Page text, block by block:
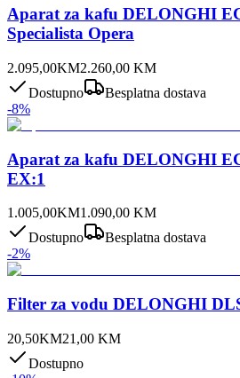
Aparat za kafu DELONGHI
Specialista Opera
2.095,00KM2.260,00 KM
Dostupno
Besplatna dostava
-8%
Aparat za kafu DELONGHI
EX:1
1.005,00KM1.090,00 KM
Dostupno
Besplatna dostava
-2%
Filter za vodu DELONGHI
20,50KM21,00 KM
Dostupno